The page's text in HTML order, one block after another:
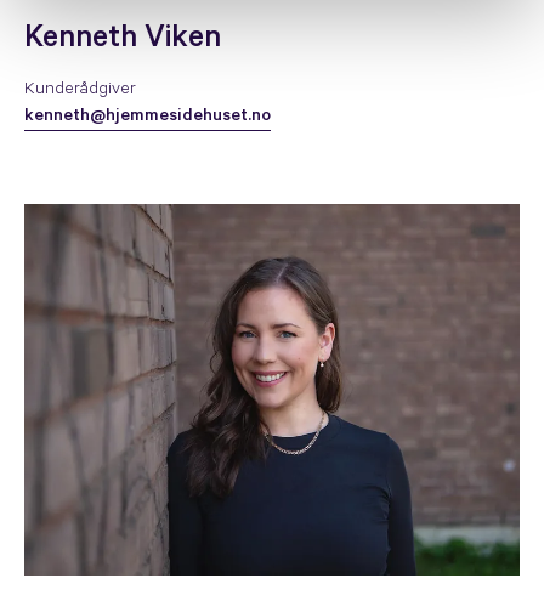
Kenneth Viken
Kunderådgiver
kenneth@hjemmesidehuset.no